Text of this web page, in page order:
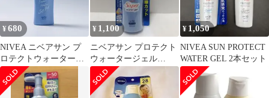
¥680
NIVEA ニベアサン プ
ロテクトウォータージ
ェル SPF50/PA+++
¥ 1,100
ニベアサン プロテクト
ウォータージェル
SPF50 125g 未開封
¥ 1,050
NIVEA SUN PROTECT
WATER GEL 2本セット